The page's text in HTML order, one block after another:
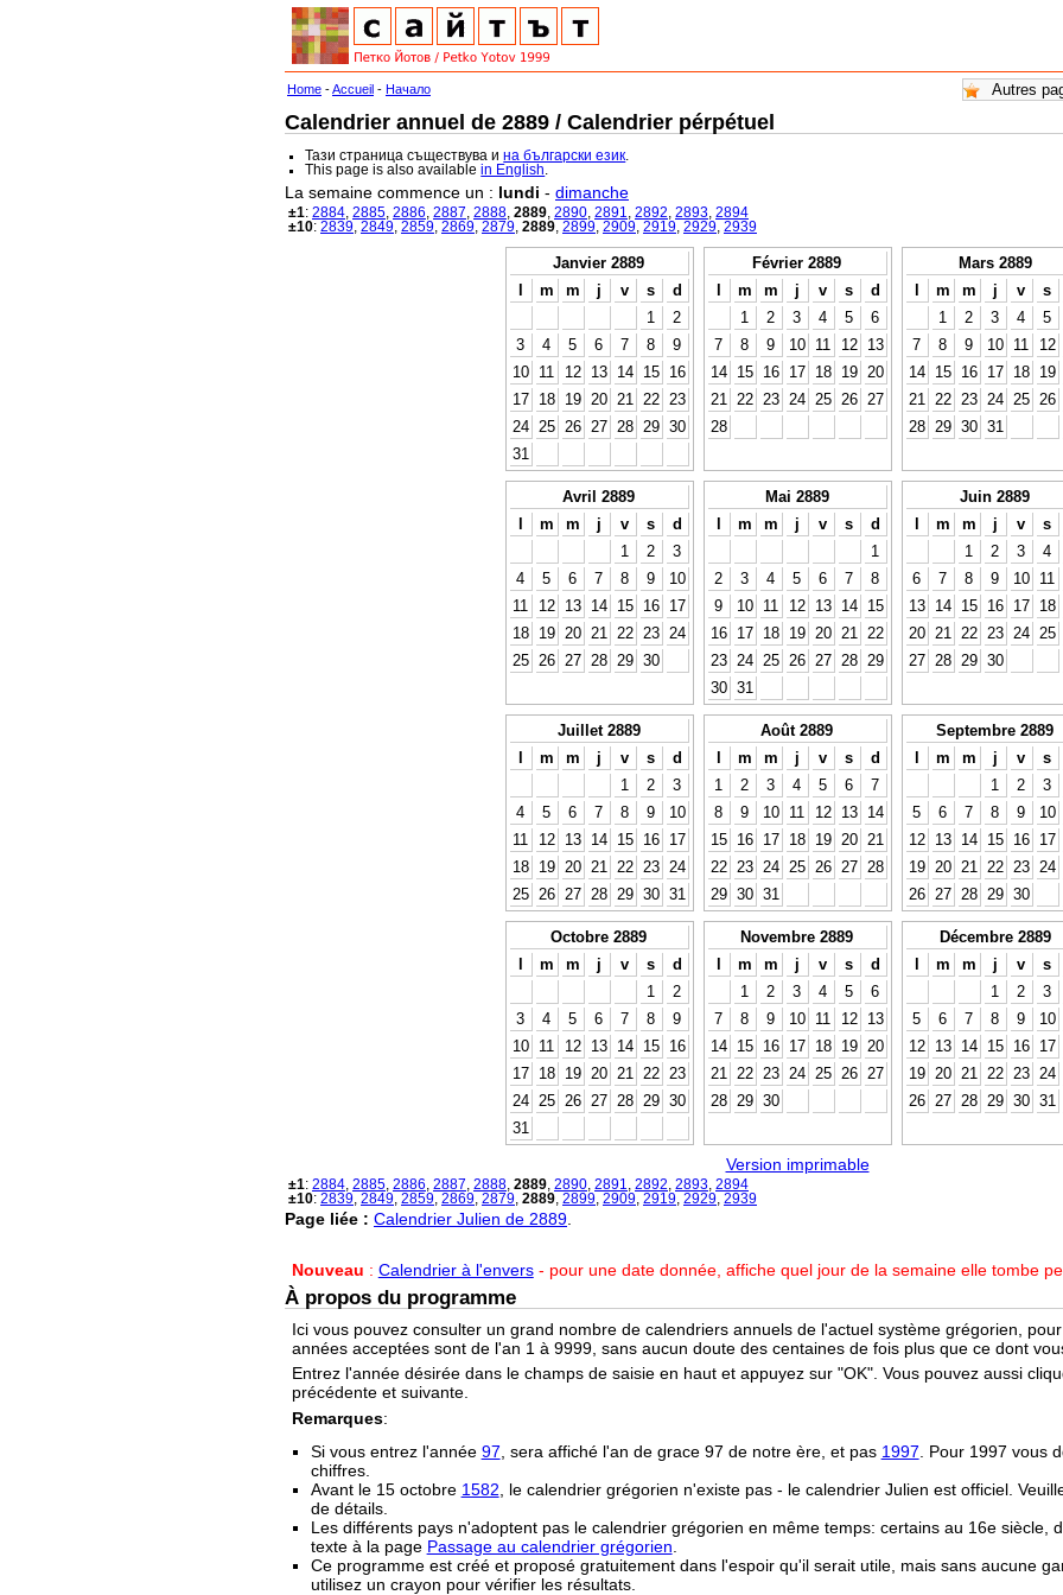
Home -Accueil - Начало
Calendrier annuel de 2889 / Calendrier pérpétuel
Тази страница съществува ина български език
This page is also availablein English
La semaine commence un : lundi - dimanche
±1: 2884 2885 2886 2887 2888 2889 2890 2891 2892 2893 2894
±10: 2839 2849 2859 2869 2879 2889 2899 2909 2919 2929 2939
Janvier 2889
l
m m j v s
d
1
2
3
4 5 6 7 8
9
10
11 12 13 14 15
16
17
18 19 20 21 22
23
24
25 26 27 28 29 30
31
Février 2889
l
m m j v s
d
1
2 3 4 5
6
7
8 9 10 11 12
13
14
15 16 17 18 19
20
21
22 23 24 25 26
27
28
Mars 2889
l
m m j v s
1
2 3 4 5
7
8 9 10 11 12
14
15 16 17 18 19
21
22 23 24 25 26
28
29 30 31
Avril 2889
l
m m j v s
d
1
2
3
4
5 6 7 8 9
10
11
12 13 14 15 16
17
18
19 20 21 22 23
24
25
26 27 28 29 30
Mai 2889
l
m m j v s
d
1
2
3 4 5 6 7
8
9
10 11 12 13 14
15
16
17 18 19 20 21
22
23
24 25 26 27 28
29
30 31
Juin 2889
l
m m j v s
1
2 3 4
6
7 8 9 10 11
13
14 15 16 17 18
20
21 22 23 24 25
27
28 29 30
Juillet 2889
l
m m j v s
d
1
2
3
4
5 6 7 8 9
10
11
12 13 14 15 16
17
18
19 20 21 22 23
24
25
26 27 28 29 30 31
Août 2889
l
m m j v s
d
1
2 3 4 5 6
7
8
9 10 11 12 13
14
15
16 17 18 19 20
21
22
23 24 25 26 27
28
29 30 31
Septembre 2889
l
m m j v s
1
2 3
5
6 7 8 9 10
12
13 14 15 16 17
19
20 21 22 23 24
26
27 28 29 30
Octobre 2889
l
m m j v s
d
1
2
3
4 5 6 7 8
9
10
11 12 13 14 15
16
17
18 19 20 21 22
23
24
25 26 27 28 29 30
31
Novembre 2889
l
m m j v s
d
1
2 3 4 5
6
7
8 9 10 11 12
13
14
15 16 17 18 19
20
21
22 23 24 25 26
27
28
29 30
Décembre 2889
l
m m j v s
1
2 3
5
6 7 8 9 10
12
13 14 15 16 17
19
20 21 22 23 24
26
27 28 29 30 31
Version imprimable
±1: 2884 2885 2886 2887 2888 2889 2890 2891 2892 2893 2894
±10: 2839 2849 2859 2869 2879 2889 2899 2909 2919 2929 2939
Page liée : Calendrier Julien de 2889
Nouveau : Calendrier à l'envers- pour une date donnée, affiche quel jour de la semaine elle tombe
À propos du programme
Ici vous pouvez consulter un grand nombre de calendriers annuels de l'actuel système grégorien,
années acceptées sont de l'an 1 à 9999, sans aucun doute des centaines de fois plus que ce dont
Entrez l'année désirée dans le champs de saisie en haut et appuyez sur "OK". Vous pouvez aussi
précédente et suivante.
Remarques:
Si vous entrez l'année 97 , sera affiché l'an de grace 97 de notre ère, et pas 1997 . Pour 1997 vous
chiffres.
Avant le 15 octobre 1582 , le calendrier grégorien n'existe pas - le calendrier Julien est officiel.
de détails.
Les différents pays n'adoptent pas le calendrier grégorien en même temps: certains au 16e siècle,
texte à la page Passage au calendrier grégorien
Ce programme est créé et proposé gratuitement dans l'espoir qu'il serait utile, mais sans aucune
utilisez un crayon pour vérifier les résultats.